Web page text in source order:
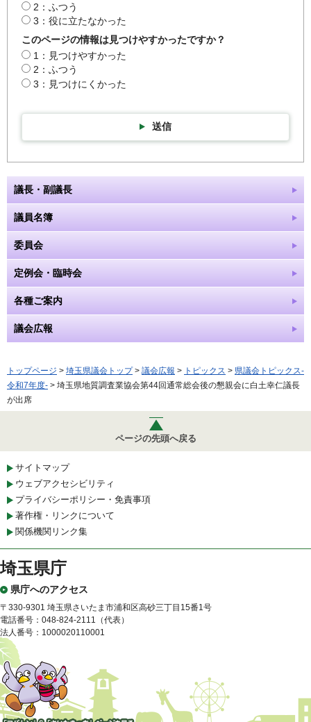
2：ふつう
3：役に立たなかった
このページの情報は見つけやすかったですか？
1：見つけやすかった
2：ふつう
3：見つけにくかった
送信
議長・副議長
議員名簿
委員会
定例会・臨時会
各種ご案内
議会広報
トップページ > 埼玉県議会トップ> 議会広報 > トピックス > 県議会トピックス-
令和7年度- > 埼玉県地質調査業協会第44回通常総会後の懇親会に白土幸仁議長
が出席
ページの先頭へ戻る
サイトマップ
ウェブアクセシビリティ
プライバシーポリシー・免責事項
著作権・リンクについて
関係機関リンク集
埼玉県庁
県庁へのアクセス
〒330-9301 埼玉県さいたま市浦和区高砂三丁目15番1号
電話番号：048-824-2111（代表）
法人番号：1000020110001